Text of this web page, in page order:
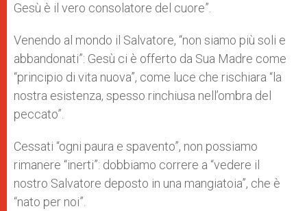
Gesù è il vero consolatore del cuore”.
Venendo al mondo il Salvatore, “non siamo più soli e
abbandonati”: Gesù ci è offerto da Sua Madre come
“principio di vita nuova”, come luce che rischiara “la
nostra esistenza, spesso rinchiusa nell’ombra del
peccato”.
Cessati “ogni paura e spavento”, non possiamo
rimanere “inerti”: dobbiamo correre a “vedere il
nostro Salvatore deposto in una mangiatoia”, che è
“nato per noi”.